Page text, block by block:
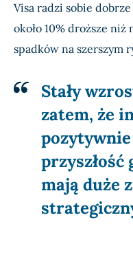
Visa radzi sobie
około 10% droższe
spadków na szerszym
Stały
zatem, że
przyszłość
mają duże